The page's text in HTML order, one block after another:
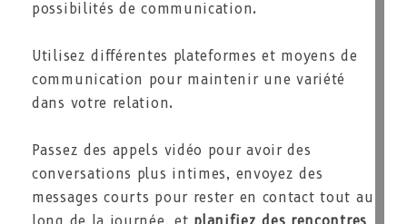
possibilités de communication.
Utilisez différentes plateformes et moyens de
communication pour maintenir une variété
dans votre relation.
Passez des appels vidéo pour avoir des
conversations plus intimes, envoyez des
messages courts pour rester en contact tout au